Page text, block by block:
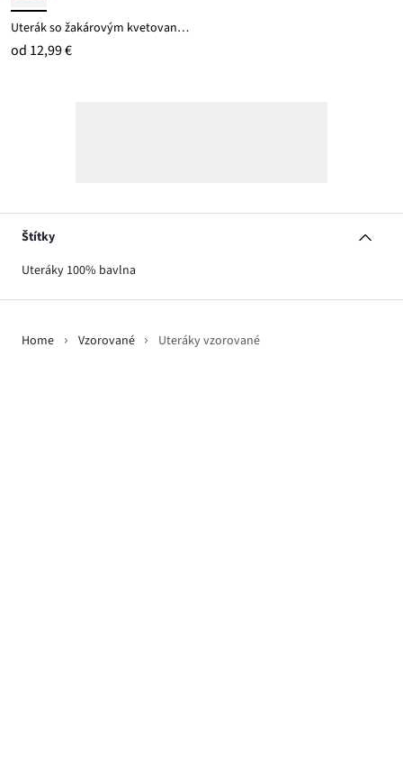
Uterák so žakárovým kvetovaným dizajnom
od 12,99 €
Štítky
Uteráky 100% bavlna
Home Vzorované Uteráky vzorované